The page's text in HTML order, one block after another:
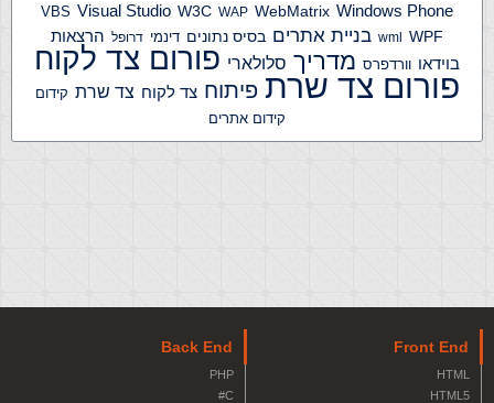
VBS Visual Studio W3C WAP WebMatrix Windows Phone
wml WPF בניית אתרים בסיס נתונים דינמי דרופל הרצאות
בוידאו וורדפרס מדריך סלולארי פורום צד לקוח
פורום צד שרת פיתוח צד לקוח צד שרת קידום
קידום אתרים
Front End
HTML
HTML5
Back End
PHP
C#